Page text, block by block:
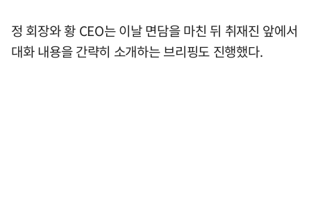
정 회장와 황 CEO는 이날 면담을 마친 뒤 취재진 앞에서
대화 내용을 간략히 소개하는 브리핑도 진행했다.